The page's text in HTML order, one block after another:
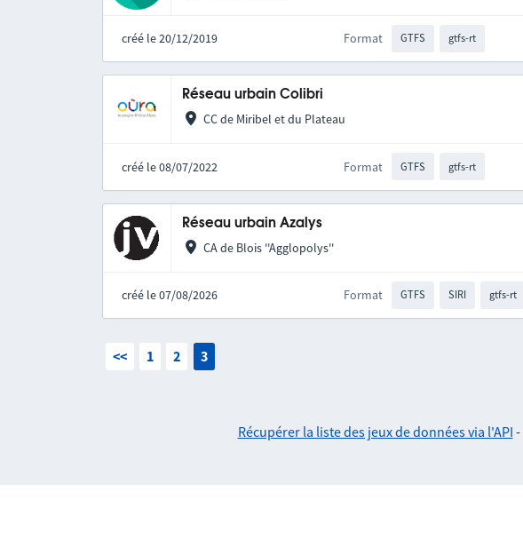
créé le 20/12/2019 Format GTFS gtfs-rt
Réseau urbain Colibri
CC de Miribel et du Plateau
créé le 08/07/2022 Format GTFS gtfs-rt
Réseau urbain Azalys
CA de Blois ''Agglopolys''
créé le 07/08/2026 Format GTFS SIRI gtfs-rt
<< 1 2 3
Récupérer la liste des jeux de données via l'API -